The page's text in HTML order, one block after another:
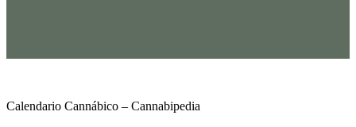
Calendario Cannábico – Cannabipedia